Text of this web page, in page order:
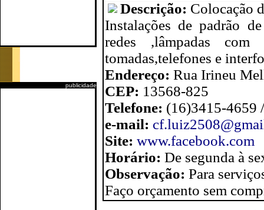
publicidade
Descrição: Colocação
Instalações de padrão
redes ,lâmpadas com
tomadas,telefones e
Endereço: Rua Irineu
CEP: 13568-825
Telefone: (16)3415-4659
e-mail:
Site: www.facebook.com
Horário: De segunda à
Observação: Para
Faço orçamento sem